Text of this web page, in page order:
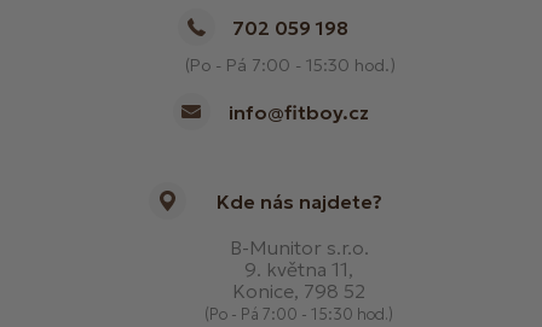
702 059 198
(Po - Pá 7:00 - 15:30 hod.)
info@fitboy.cz
Kde nás najdete?
B-Munitor s.r.o.
9. května 11,
Konice, 798 52
(Po - Pá 7:00 - 15:30 hod.)